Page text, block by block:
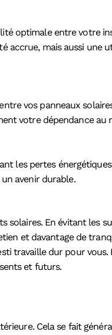
optimale entre votre
accrue, mais aussi une
vos panneaux
votre dépendance au
les pertes
avenir durable.
solaires. En évitant les
et davantage de
travaille dur pour
et futurs.
Cela se fait